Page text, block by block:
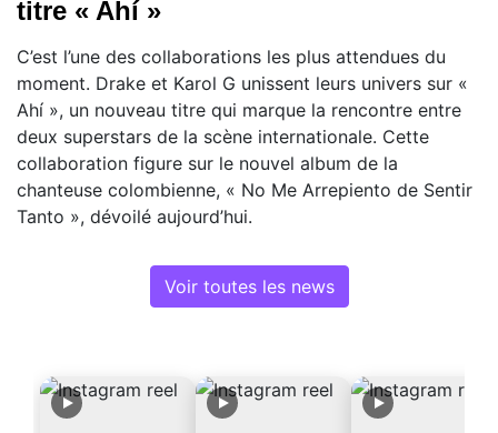
titre « Ahí »
C’est l’une des collaborations les plus attendues du
moment. Drake et Karol G unissent leurs univers sur «
Ahí », un nouveau titre qui marque la rencontre entre
deux superstars de la scène internationale. Cette
collaboration figure sur le nouvel album de la
chanteuse colombienne, « No Me Arrepiento de Sentir
Tanto », dévoilé aujourd’hui.
Voir toutes les news